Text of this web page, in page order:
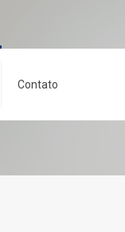
Contato